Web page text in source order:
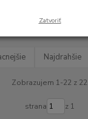
Upresniť parametre
Najdrahšie
Zobrazujem 1-22 z 22
strana z 1
Zatvoriť